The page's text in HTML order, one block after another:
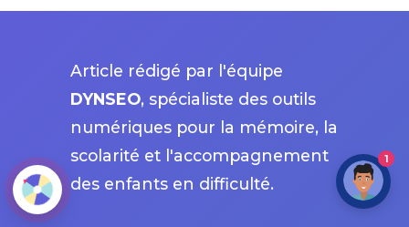
Article rédigé par l'équipe
DYNSEO, spécialiste des outils
numériques pour la mémoire, la
scolarité et l'accompagnement
des enfants en difficulté.
1